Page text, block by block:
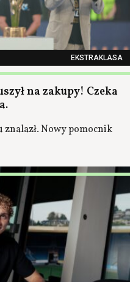
EKSTRAKLASA
na zakupy! Czeka
znalazł. Nowy pomocnik